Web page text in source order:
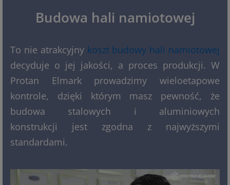
Budowa hali namiotowej
To nie atrakcyjny koszt budowy hali namiotowej
decyduje o jej jakości, a proces produkcji. W
Protan Elmark prowadzimy wieloetapowe
kontrole, dzięki którym masz pewność, że
budowa stalowych i aluminiowych
konstrukcji jest zgodna z najwyższymi
standardami.